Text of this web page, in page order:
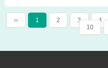
‹‹ 1 2 3 4
10